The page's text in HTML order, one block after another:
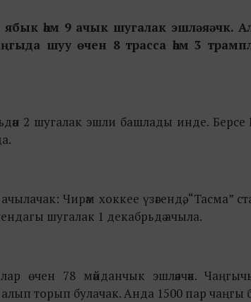
ябык һәм 9 ачык шугалак эшләяәчк.
шуу өчен 8 трасса һәм 3
2 шугалак эшли башлады инде.
Чирәм хоккее үзәгендә, “Тасма”
шугалак 1 декабрьдә ачыла.
өчен 78 мәйданчык эшләячәк.
торып булачак. Анда 1500 пар чаңгы